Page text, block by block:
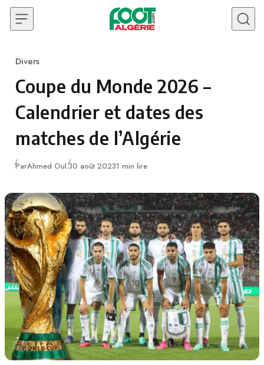
Skip to content
Category
Divers
Coupe du Monde 2026 –
Calendrier et dates des
matches de l’Algérie
ParAhmed Oul.Publié
30 août 20231 min lire